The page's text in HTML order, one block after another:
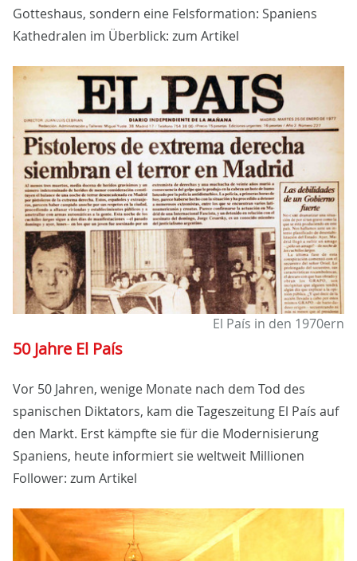
Gotteshaus, sondern eine Felsformation: Spaniens
Kathedralen im Überblick: zum Artikel
El País in den 1970ern
50 Jahre El País
Vor 50 Jahren, wenige Monate nach dem Tod des
spanischen Diktators, kam die Tageszeitung El País auf
den Markt. Erst kämpfte sie für die Modernisierung
Spaniens, heute informiert sie weltweit Millionen
Follower: zum Artikel